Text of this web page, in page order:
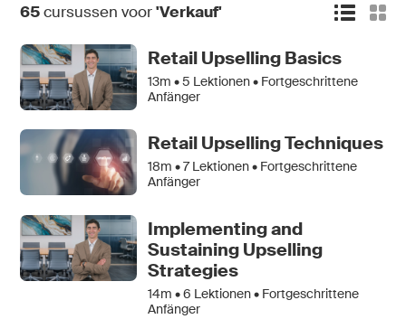
65cursussen voor'Verkauf'
Retail Upselling Basics
13m •5 Lektionen • Fortgeschrittene
Anfänger
Retail Upselling Techniques
18m •7Lektionen • Fortgeschrittene
Anfänger
Implementing and
Sustaining Upselling
Strategies
14m •6 Lektionen • Fortgeschrittene
Anfänger